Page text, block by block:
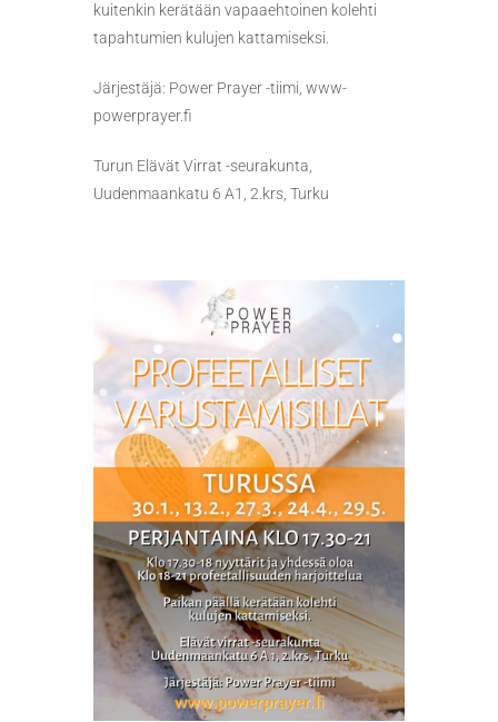
kuitenkin kerätään vapaaehtoinen kolehti
tapahtumien kulujen kattamiseksi.
Järjestäjä: Power Prayer -tiimi, www-
powerprayer.fi
Turun Elävät Virrat -seurakunta,
Uudenmaankatu 6 A1, 2.krs, Turku